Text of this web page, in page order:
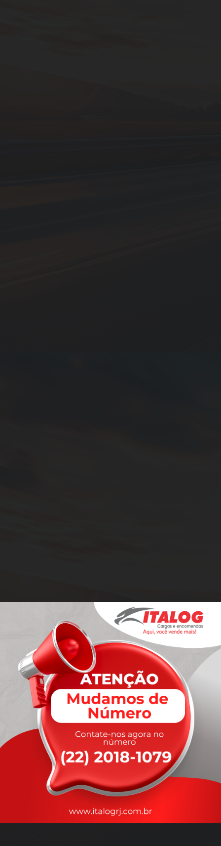
rapidez
que você precisa,
com a qualidade que vocêmerece.
Nossos motoristas são treinados para garantir a máxima
durante o transporte, com rastreamento em tempo real.